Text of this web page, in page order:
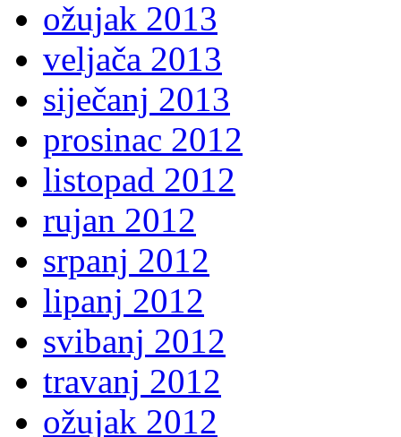
ožujak 2013
veljača 2013
siječanj 2013
prosinac 2012
listopad 2012
rujan 2012
srpanj 2012
lipanj 2012
svibanj 2012
travanj 2012
ožujak 2012